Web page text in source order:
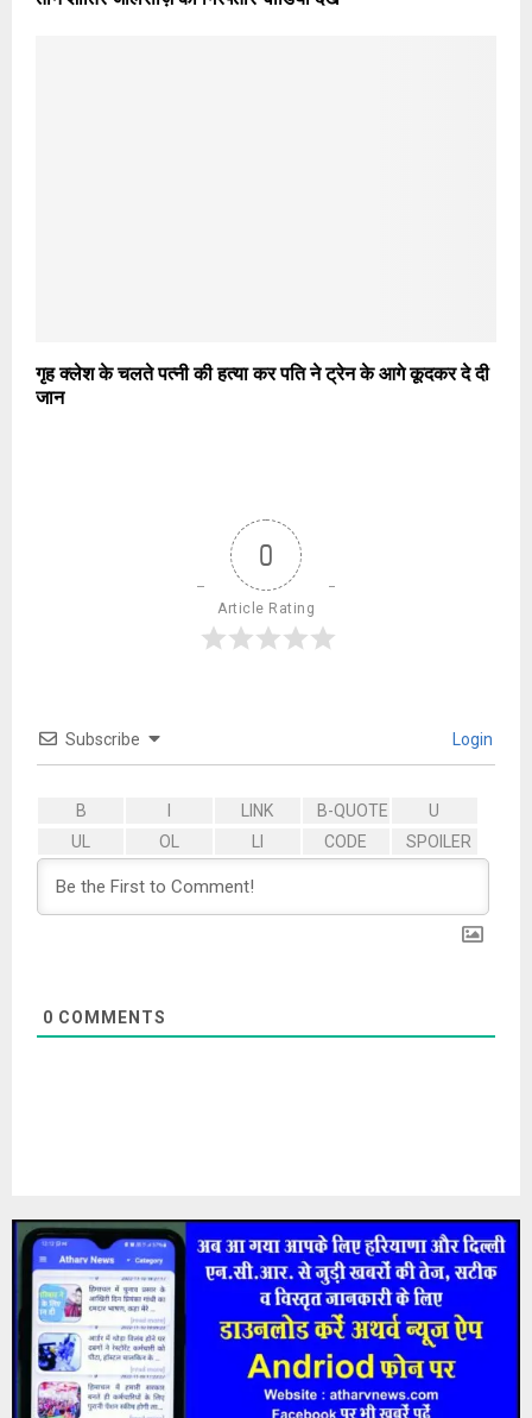
गृह क्लेश के चलते पत्नी की हत्या कर पति ने ट्रेन के आगे कूदकर दे दी
जान
0
Article Rating
Subscribe Login
0 COMMENTS